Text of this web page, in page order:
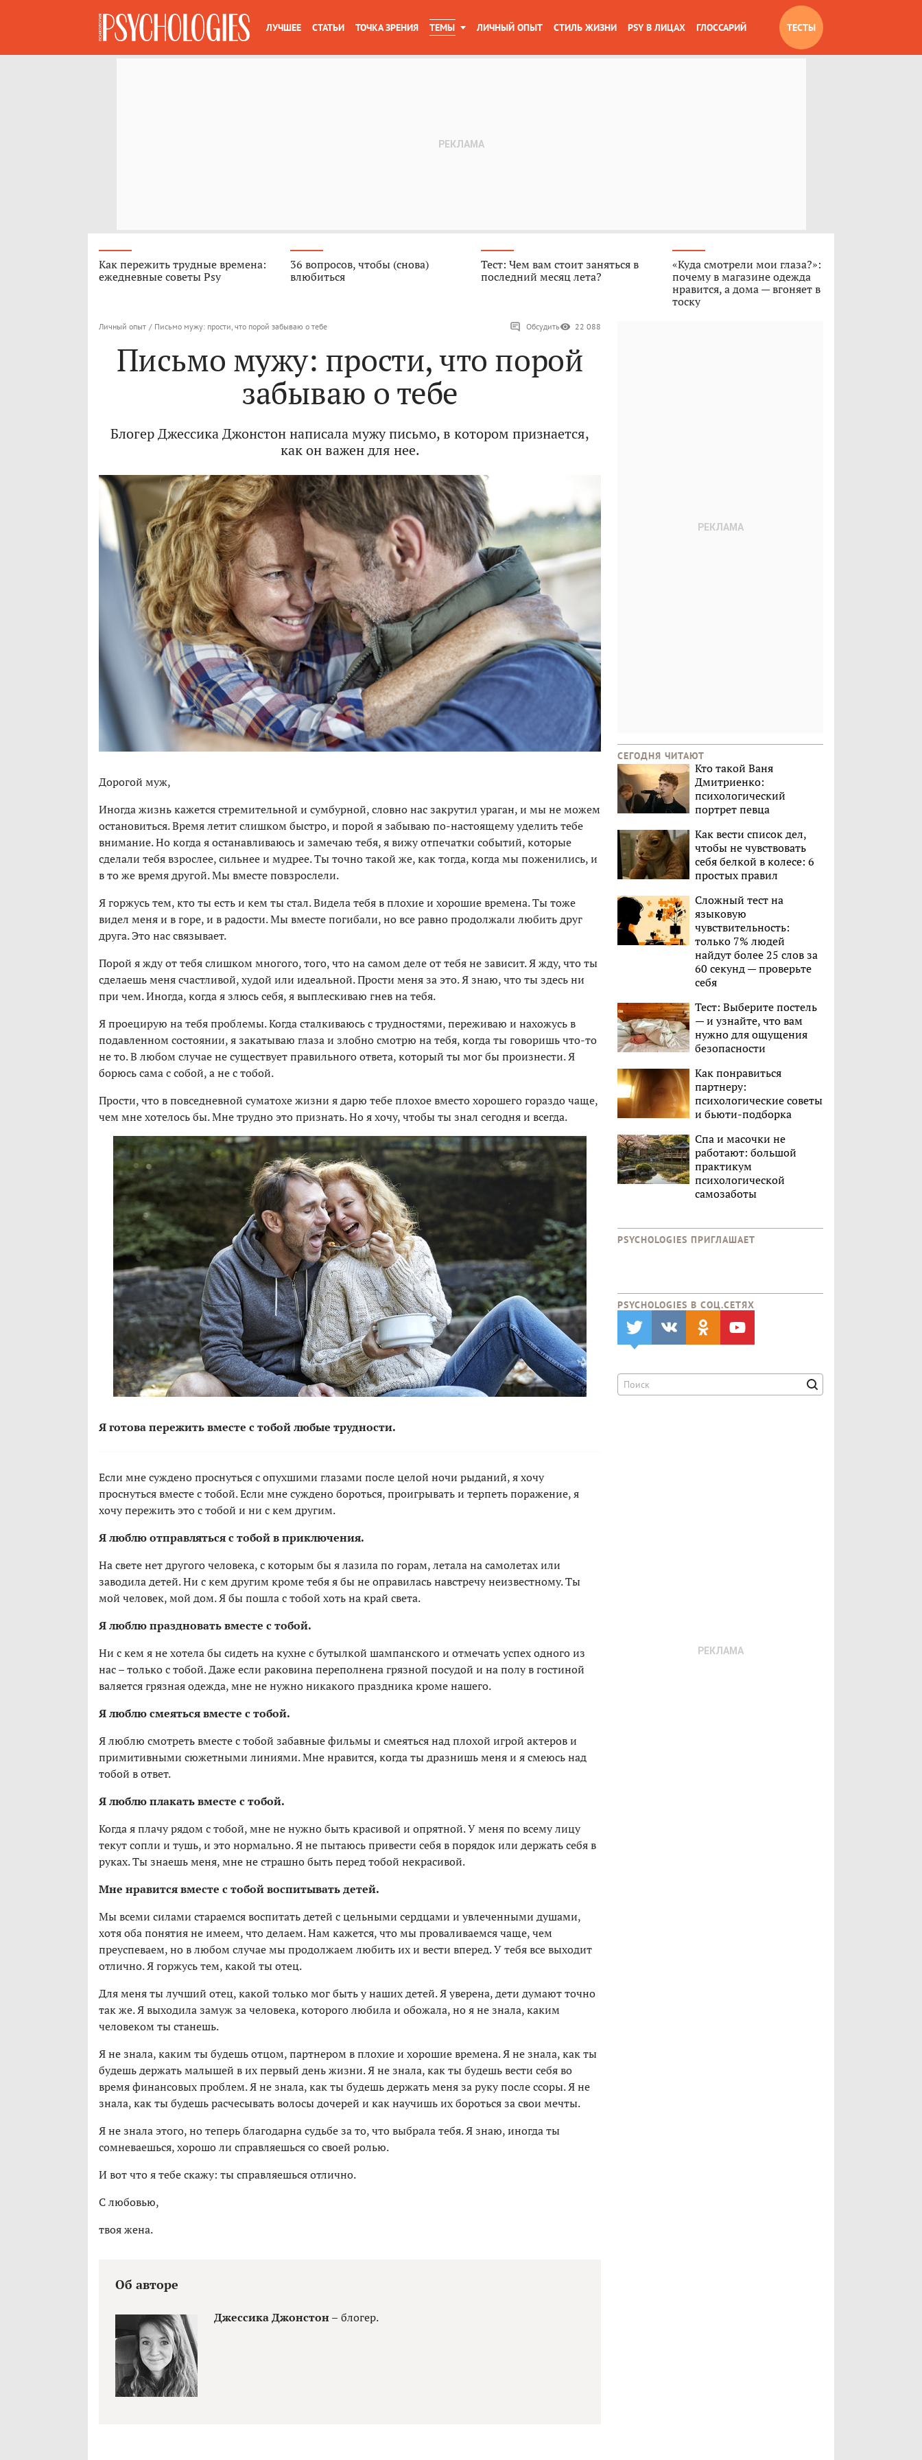
ЛУЧШЕЕ СТАТЬИ ТОЧКА ЗРЕНИЯ ТЕМЫ ЛИЧНЫЙ ОПЫТ СТИЛЬ ЖИЗНИ PSY В ЛИЦАХ ГЛОССАРИЙ ТЕСТЫ
Как пережить трудные времена:
ежедневные советы Psy
36 вопросов, чтобы (снова)
влюбиться
Тест: Чем вам стоит заняться в
последний месяц лета?
«Куда смотрели мои глаза?»:
почему в магазине одежда
нравится, а дома — вгоняет в
тоску
Личный опыт / Письмо мужу: прости, что порой забываю о тебе Обсудить 22 088
Письмо мужу: прости, что порой
забываю о тебе
Блогер Джессика Джонстон написала мужу письмо, в котором признается,
как он важен для нее.
Дорогой муж,
Иногда жизнь кажется стремительной и сумбурной, словно нас закрутил ураган, и мы не можем
остановиться. Время летит слишком быстро, и порой я забываю по-настоящему уделить тебе
внимание. Но когда я останавливаюсь и замечаю тебя, я вижу отпечатки событий, которые
сделали тебя взрослее, сильнее и мудрее. Ты точно такой же, как тогда, когда мы поженились, и
в то же время другой. Мы вместе повзрослели.
Я горжусь тем, кто ты есть и кем ты стал. Видела тебя в плохие и хорошие времена. Ты тоже
видел меня и в горе, и в радости. Мы вместе погибали, но все равно продолжали любить друг
друга. Это нас связывает.
Порой я жду от тебя слишком многого, того, что на самом деле от тебя не зависит. Я жду, что ты
сделаешь меня счастливой, худой или идеальной. Прости меня за это. Я знаю, что ты здесь ни
при чем. Иногда, когда я злюсь себя, я выплескиваю гнев на тебя.
Я проецирую на тебя проблемы. Когда сталкиваюсь с трудностями, переживаю и нахожусь в
подавленном состоянии, я закатываю глаза и злобно смотрю на тебя, когда ты говоришь что-то
не то. В любом случае не существует правильного ответа, который ты мог бы произнести. Я
борюсь сама с собой, а не с тобой.
Прости, что в повседневной суматохе жизни я дарю тебе плохое вместо хорошего гораздо чаще,
чем мне хотелось бы. Мне трудно это признать. Но я хочу, чтобы ты знал сегодня и всегда.
Я готова пережить вместе с тобой любые трудности.
Если мне суждено проснуться с опухшими глазами после целой ночи рыданий, я хочу
проснуться вместе с тобой. Если мне суждено бороться, проигрывать и терпеть поражение, я
хочу пережить это с тобой и ни с кем другим.
Я люблю отправляться с тобой в приключения.
На свете нет другого человека, с которым бы я лазила по горам, летала на самолетах или
заводила детей. Ни с кем другим кроме тебя я бы не оправилась навстречу неизвестному. Ты
мой человек, мой дом. Я бы пошла с тобой хоть на край света.
Я люблю праздновать вместе с тобой.
Ни с кем я не хотела бы сидеть на кухне с бутылкой шампанского и отмечать успех одного из
нас – только с тобой. Даже если раковина переполнена грязной посудой и на полу в гостиной
валяется грязная одежда, мне не нужно никакого праздника кроме нашего.
Я люблю смеяться вместе с тобой.
Я люблю смотреть вместе с тобой забавные фильмы и смеяться над плохой игрой актеров и
примитивными сюжетными линиями. Мне нравится, когда ты дразнишь меня и я смеюсь над
тобой в ответ.
Я люблю плакать вместе с тобой.
Когда я плачу рядом с тобой, мне не нужно быть красивой и опрятной. У меня по всему лицу
текут сопли и тушь, и это нормально. Я не пытаюсь привести себя в порядок или держать себя в
руках. Ты знаешь меня, мне не страшно быть перед тобой некрасивой.
Мне нравится вместе с тобой воспитывать детей.
Мы всеми силами стараемся воспитать детей с цельными сердцами и увлеченными душами,
хотя оба понятия не имеем, что делаем. Нам кажется, что мы проваливаемся чаще, чем
преуспеваем, но в любом случае мы продолжаем любить их и вести вперед. У тебя все выходит
отлично. Я горжусь тем, какой ты отец.
Для меня ты лучший отец, какой только мог быть у наших детей. Я уверена, дети думают точно
так же. Я выходила замуж за человека, которого любила и обожала, но я не знала, каким
человеком ты станешь.
Я не знала, каким ты будешь отцом, партнером в плохие и хорошие времена. Я не знала, как ты
будешь держать малышей в их первый день жизни. Я не знала, как ты будешь вести себя во
время финансовых проблем. Я не знала, как ты будешь держать меня за руку после ссоры. Я не
знала, как ты будешь расчесывать волосы дочерей и как научишь их бороться за свои мечты.
Я не знала этого, но теперь благодарна судьбе за то, что выбрала тебя. Я знаю, иногда ты
сомневаешься, хорошо ли справляешься со своей ролью.
И вот что я тебе скажу: ты справляешься отлично.
С любовью,
твоя жена.
Об авторе
Джессика Джонстон – блогер.
СЕГОДНЯ ЧИТАЮТ
Кто такой Ваня
Дмитриенко:
психологический
портрет певца
Как вести список дел,
чтобы не чувствовать
себя белкой в колесе: 6
простых правил
Сложный тест на
языковую
чувствительность:
только 7% людей
найдут более 25 слов за
60 секунд — проверьте
себя
Тест: Выберите постель
— и узнайте, что вам
нужно для ощущения
безопасности
Как понравиться
партнеру:
психологические советы
и бьюти-подборка
Спа и масочки не
работают: большой
практикум
психологической
самозаботы
PSYCHOLOGIES ПРИГЛАШАЕТ
PSYCHOLOGIES В CОЦ.СЕТЯХ